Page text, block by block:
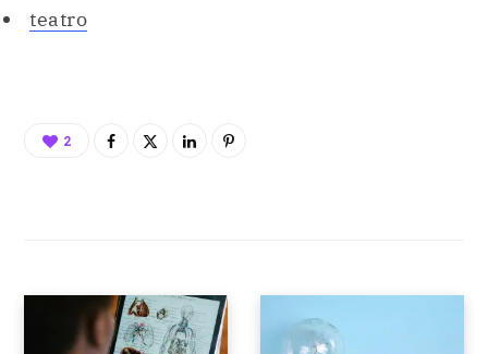
teatro
2